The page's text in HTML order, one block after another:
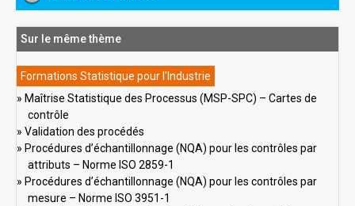
Sur le même thème
Formations Statistique pour l'Industrie
Maîtrise Statistique des Processus (MSP-SPC) – Cartes de
contrôle
Validation des procédés
Procédures d’échantillonnage (NQA) pour les contrôles par
attributs – Norme ISO 2859-1
Procédures d’échantillonnage (NQA) pour les contrôles par
mesure – Norme ISO 3951-1